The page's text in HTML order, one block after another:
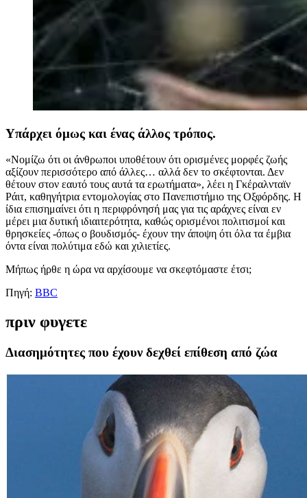
Υπάρχει όμως και ένας άλλος τρόπος.
«Νομίζω ότι οι άνθρωποι υποθέτουν ότι ορισμένες μορφές ζωής
αξίζουν περισσότερο από άλλες… αλλά δεν το σκέφτονται. Δεν
θέτουν στον εαυτό τους αυτά τα ερωτήματα», λέει η Γκέραλνταϊν
Ράιτ, καθηγήτρια εντομολογίας στο Πανεπιστήμιο της Οξφόρδης. Η
ίδια επισημαίνει ότι η περιφρόνησή μας για τις αράχνες είναι εν
μέρει μια δυτική ιδιαιτερότητα, καθώς ορισμένοι πολιτισμοί και
θρησκείες -όπως ο βουδισμός- έχουν την άποψη ότι όλα τα έμβια
όντα είναι πολύτιμα εδώ και χιλιετίες.
Μήπως ήρθε η ώρα να αρχίσουμε να σκεφτόμαστε έτσι;
Πηγή: BBC
πριν φυγετε
Διασημότητες που έχουν δεχθεί επίθεση από ζώα